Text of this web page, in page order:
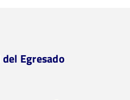
Egresado